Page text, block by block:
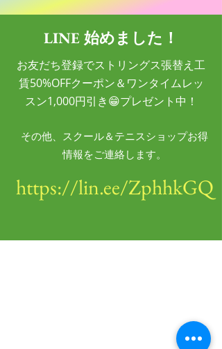
LINE 始めました！
​​お友だち登録でストリングス張替え工
賃50%OFFクーポン＆ワンタイムレッ
スン1,000円引き😁プレゼント中！
​その他、​スクール＆テニスショップお得
情報をご連絡します。
https://lin.ee/ZphhkGQ